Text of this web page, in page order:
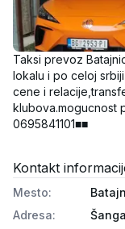
Taksi prevoz
lokalu i po celoj
cene i
klubova.mogucnost
0695841101■■
Kontakt
Mesto:
Adresa: